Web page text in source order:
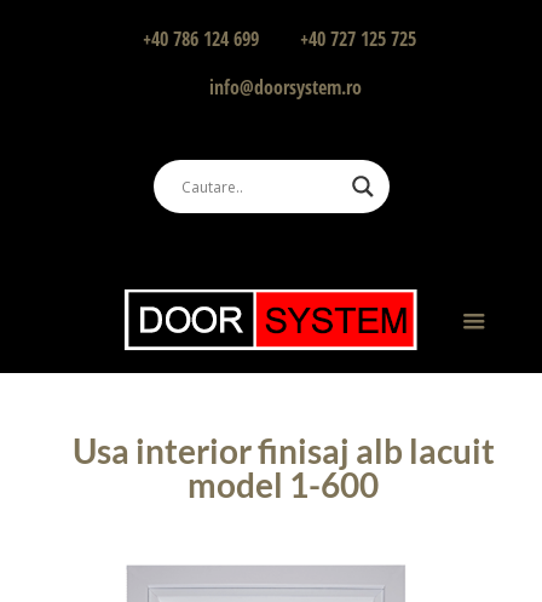
+40 786 124 699
+40 727 125 725
info@doorsystem.ro
Usa interior finisaj alb lacuit
model 1-600